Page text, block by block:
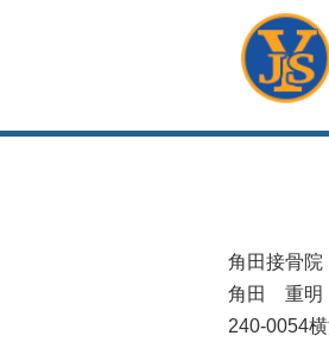
角田接骨院
角田 重明
240-0054